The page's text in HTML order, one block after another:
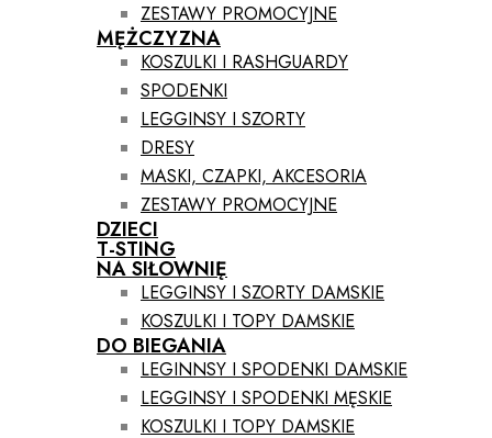
ZESTAWY PROMOCYJNE
MĘŻCZYZNA
KOSZULKI I RASHGUARDY
SPODENKI
LEGGINSY I SZORTY
DRESY
MASKI, CZAPKI, AKCESORIA
ZESTAWY PROMOCYJNE
DZIECI
T-STING
NA SIŁOWNIĘ
LEGGINSY I SZORTY DAMSKIE
KOSZULKI I TOPY DAMSKIE
DO BIEGANIA
LEGINNSY I SPODENKI DAMSKIE
LEGGINSY I SPODENKI MĘSKIE
KOSZULKI I TOPY DAMSKIE